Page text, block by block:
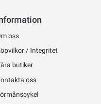
oss
/ Integritet
butiker
oss